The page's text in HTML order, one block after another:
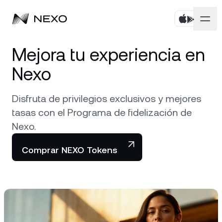
Personal
Compra activos
Flexible Savings
Fixed-term Savings
Dual Investment
Zero-interest Credit
Negocios
Cuentas corporativas
Corretaje Prime
White Label
Payment Gateway
Mercados
El mercado subió un 0,58 %en las últimas 24 horas
Ethereum ETH
Empresa
Conoce Nexo
Asociaciones
Localización
Mejora tu experiencia en
Nexo
Disfruta de privilegios exclusivos y mejores
tasas con el Programa de fidelización de
Nexo.
Comprar NEXO Tokens